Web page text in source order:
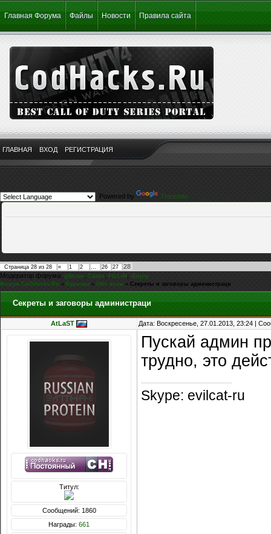
Главная Форума Файлы Новости Правила сайта
ГЛАВНАЯ ВХОД РЕГИСТРАЦИЯ
Powered by Translate
Страница 28 из 28 « 1 2 … 26 27
28
Модератор форума:g0d-me,Casus, FiLLiN,iEnjoy
Форум CoDHacks.Ru » Курилка » Обо всем » Секреты и заговоры администраци
Секреты и заговоры администраци
AtLaST Дата: Воскресенье, 27.01.2013, 23:24 |
Титул:
Сообщений: 1860
Награды: 661
Пускай админ
трудно, это
Skype: evilcat-ru